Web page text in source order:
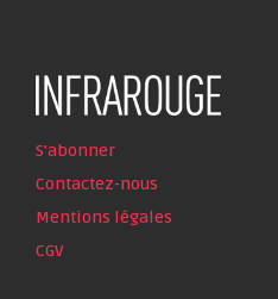
S'abonner
Contactez-nous
Mentions légales
CGV